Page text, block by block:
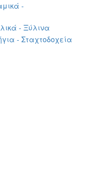
-
- Ξύλινα
- Σταχτοδοχεία